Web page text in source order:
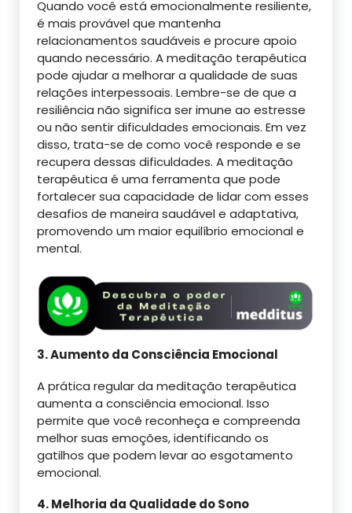
Quando você está emocionalmente resiliente,
é mais provável que mantenha
relacionamentos saudáveis e procure apoio
quando necessário. A meditação terapêutica
pode ajudar a melhorar a qualidade de suas
relações interpessoais. Lembre-se de que a
resiliência não significa ser imune ao estresse
ou não sentir dificuldades emocionais. Em vez
disso, trata-se de como você responde e se
recupera dessas dificuldades. A meditação
terapêutica é uma ferramenta que pode
fortalecer sua capacidade de lidar com esses
desafios de maneira saudável e adaptativa,
promovendo um maior equilíbrio emocional e
mental.
3. Aumento da Consciência Emocional
A prática regular da meditação terapêutica
aumenta a consciência emocional. Isso
permite que você reconheça e compreenda
melhor suas emoções, identificando os
gatilhos que podem levar ao esgotamento
emocional.
4. Melhoria da Qualidade do Sono